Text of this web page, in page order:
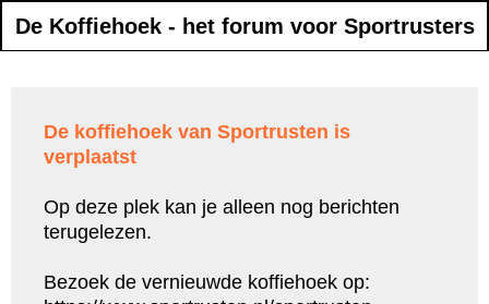
De Koffiehoek - het forum voor Sportrusters
De koffiehoek van Sportrusten is
verplaatst
Op deze plek kan je alleen nog berichten
terugelezen.
Bezoek de vernieuwde koffiehoek op: